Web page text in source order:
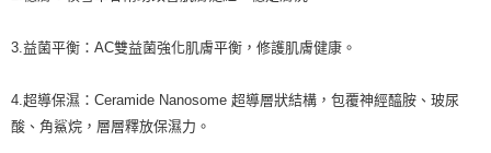
3.益菌平衡：AC雙益菌強化肌膚平衡，修護肌膚健康。
4.超導保濕：Ceramide Nanosome 超導層狀結構，包覆神經醯胺、玻尿
酸、角鯊烷，層層釋放保濕力。